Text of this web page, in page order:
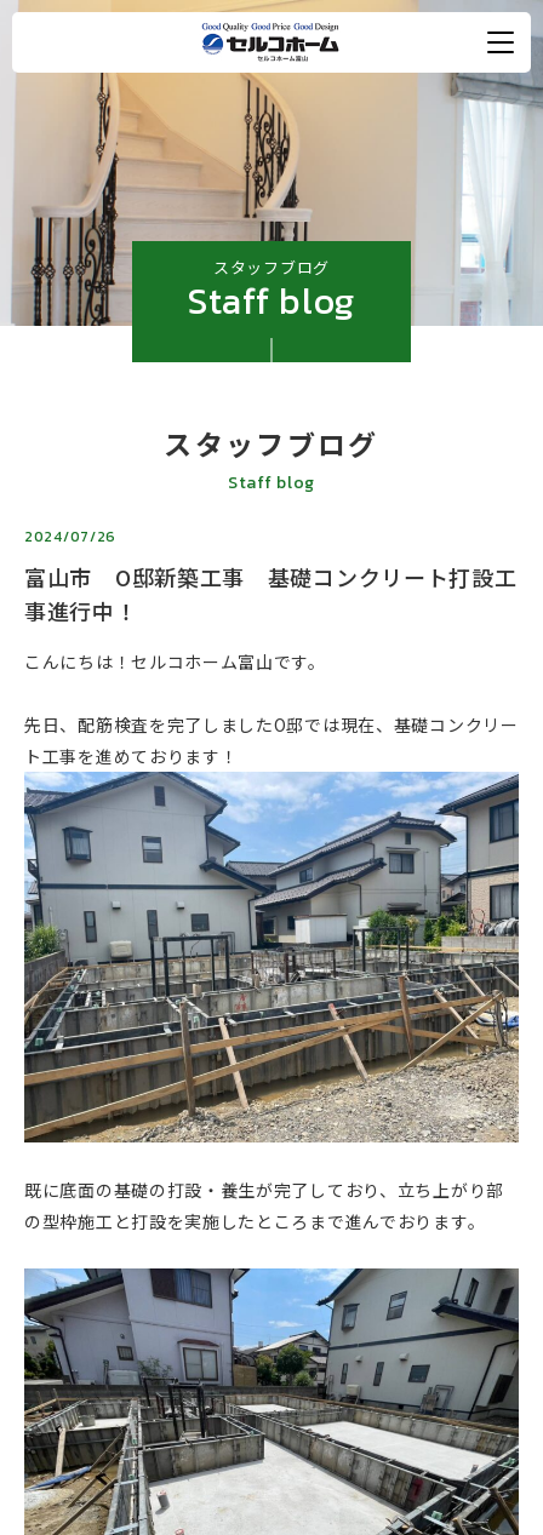
スタッフブログ
Staff blog
スタッフブログ
Staff blog
2024/07/26
富山市 O邸新築工事 基礎コンクリート打設工
事進行中！
こんにちは！セルコホーム富山です。
先日、配筋検査を完了しましたO邸では現在、基礎コンクリー
ト工事を進めております！
既に底面の基礎の打設・養生が完了しており、立ち上がり部
の型枠施工と打設を実施したところまで進んでおります。